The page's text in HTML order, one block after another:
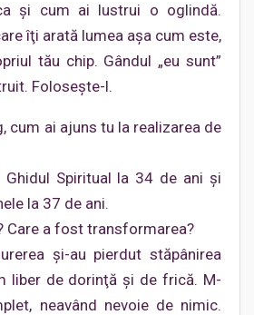
şi cum ai lustrui o oglindă.
îţi arată lumea aşa cum este,
tău chip. Gândul „eu sunt”
Foloseşte-l.
cum ai ajuns tu la realizarea de
Spiritual la 34 de ani şi
la 37 de ani.
Care a fost transformarea?
şi-au pierdut stăpânirea
liber de dorinţă şi de frică. M-
neavând nevoie de nimic.